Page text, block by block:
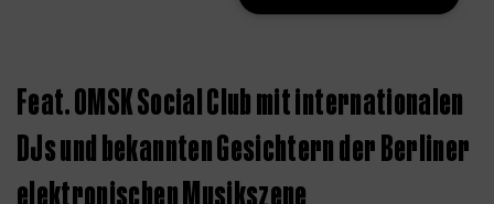
Feat. OMSK Social Club mit internationalen
DJs und bekannten Gesichtern der Berliner